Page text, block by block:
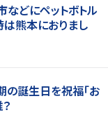
どにペットボトル
熊本におりまし
誕生日を祝福「お